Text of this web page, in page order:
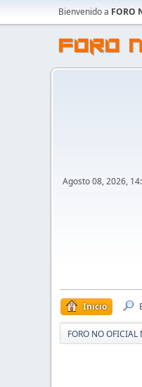
Bienvenido a FORO
FORO
Agosto 08, 2026,
Inicio
FORO NO OFICIAL